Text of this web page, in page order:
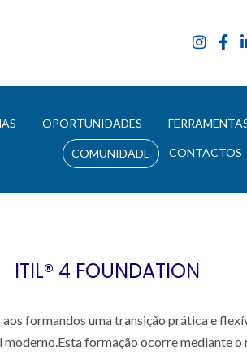
OPORTUNIDADES
COMUNIDADE CONTACTOS
ITIL® 4 FOUNDATION
formandos uma transição prática e
formação ocorre mediante o